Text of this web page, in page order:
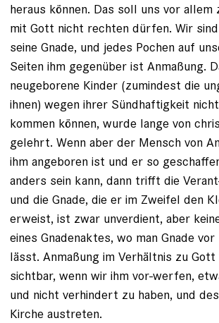
heraus können. Das soll uns vor allem
mit Gott nicht rechten dürfen. Wir
seine Gnade, und jedes Pochen auf
Seiten ihm gegenüber ist Anmaßung.
neugeborene Kinder (zumindest die
ihnen) wegen ihrer Sündhaftigkeit
kommen können, wurde lange von
gelehrt. Wenn aber der Mensch von
ihm angeboren ist und er so
anders sein kann, dann trifft die
und die Gnade, die er im Zweifel den
erweist, ist zwar unverdient, aber
eines Gnadenaktes, wo man Gnade
lässt. Anmaßung im Verhältnis zu
sichtbar, wenn wir ihm vor-werfen,
und nicht verhindert zu haben, und
Kirche austreten.